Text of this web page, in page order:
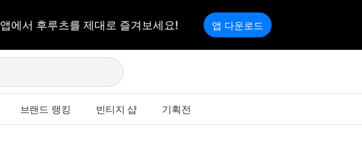
앱에서 후루츠를 제대로 즐겨보세요! 앱 다운로드
브랜드 랭킹 빈티지 샵 기획전